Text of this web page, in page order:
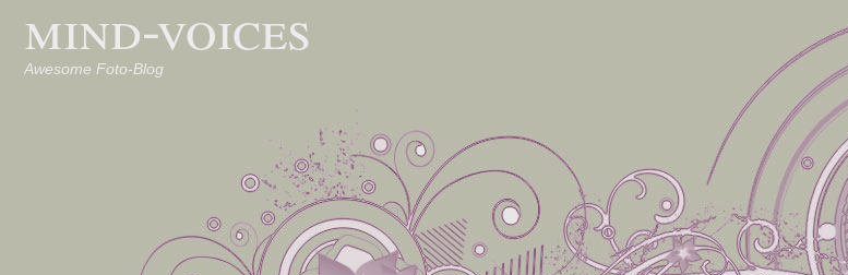
mind-voices
Awesome Foto-Blog